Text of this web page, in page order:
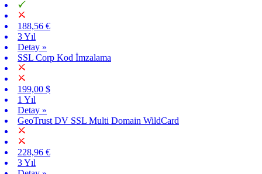
188,56 €
3 Yıl
Detay »
SSL Corp Kod İmzalama
199,00 $
1 Yıl
Detay »
GeoTrust DV SSL Multi Domain WildCard
228,96 €
3 Yıl